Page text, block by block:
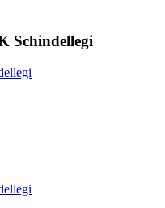
Schindellegi